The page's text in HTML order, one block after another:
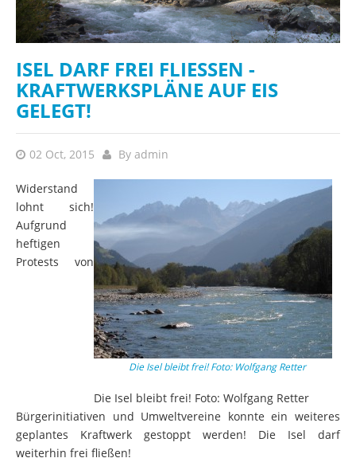
ISEL DARF FREI FLIESSEN - K
RAFTWERKSPLÄNE AUF EIS G
ELEGT!
02 Oct, 2015 By admin
Die Isel bleibt frei! Foto: Wolfgang Retter
Die Isel bleibt frei! Foto: Wolfgang Retter
Widerstand
lohnt sich!
Aufgrund
heftigen
Protests von
Bürgerinitiativen und Umweltvereine konnte ein weiteres
geplantes Kraftwerk gestoppt werden! Die Isel darf
weiterhin frei fließen!